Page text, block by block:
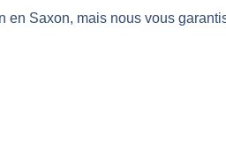
en Saxon, mais nous vous